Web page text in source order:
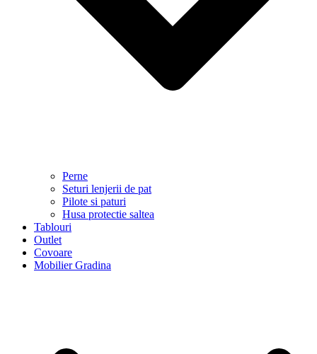
Perne
Seturi lenjerii de pat
Pilote si paturi
Husa protectie saltea
Tablouri
Outlet
Covoare
Mobilier Gradina